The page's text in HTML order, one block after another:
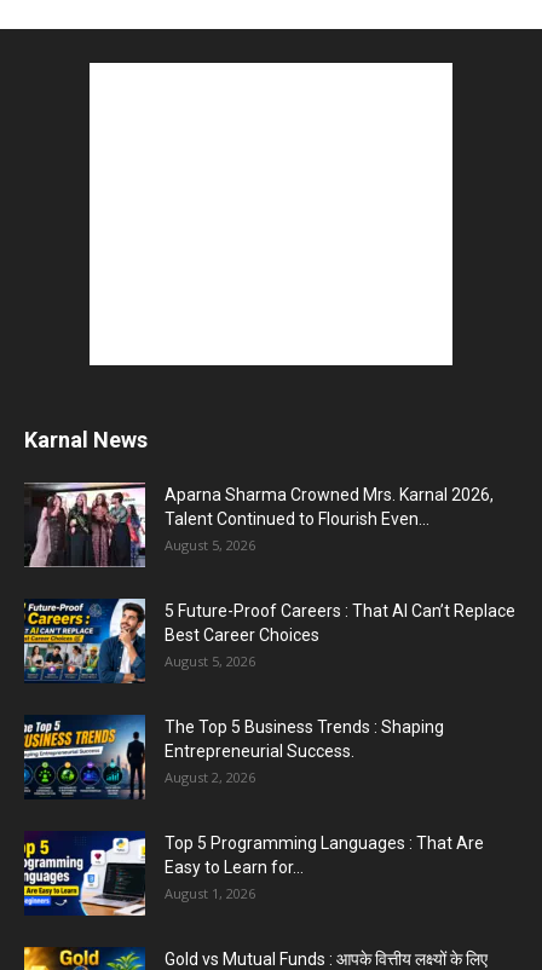
Karnal News
Aparna Sharma Crowned Mrs. Karnal 2026,
Talent Continued to Flourish Even...
August 5, 2026
5 Future-Proof Careers : That AI Can’t Replace
Best Career Choices
August 5, 2026
The Top 5 Business Trends : Shaping
Entrepreneurial Success.
August 2, 2026
Top 5 Programming Languages : That Are
Easy to Learn for...
August 1, 2026
Gold vs Mutual Funds : आपके वित्तीय लक्ष्यों के लिए